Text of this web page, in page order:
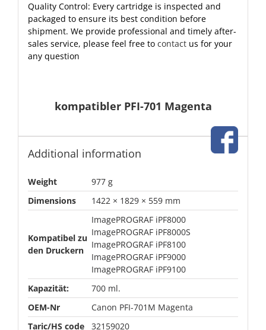
Quality Control: Every cartridge is inspected and
packaged to ensure its best condition before
shipment. We provide professional and timely after-
sales service, please feel free to contactus for your
any question
kompatibler PFI-701 Magenta
Additional information
Weight
977 g
Dimensions
1422 × 1829 × 559 mm
Kompatibel zu
den Druckern
ImagePROGRAF iPF8000
ImagePROGRAF iPF8000S
ImagePROGRAF iPF8100
ImagePROGRAF iPF9000
ImagePROGRAF iPF9100
Kapazität:
700 ml.
OEM-Nr
Canon PFI-701M Magenta
Taric/HS code
32159020